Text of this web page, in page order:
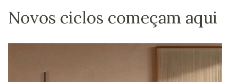
Novos ciclos começam aqui